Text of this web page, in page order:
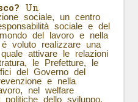
Un
sociale, un centro
sociale e del
del lavoro e nella
voluto realizzare una
attivare le relazioni
le Prefetture, le
del Governo del
e nella
nel welfare
dello sviluppo.